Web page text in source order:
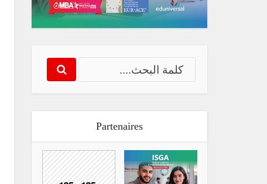
Partenaires